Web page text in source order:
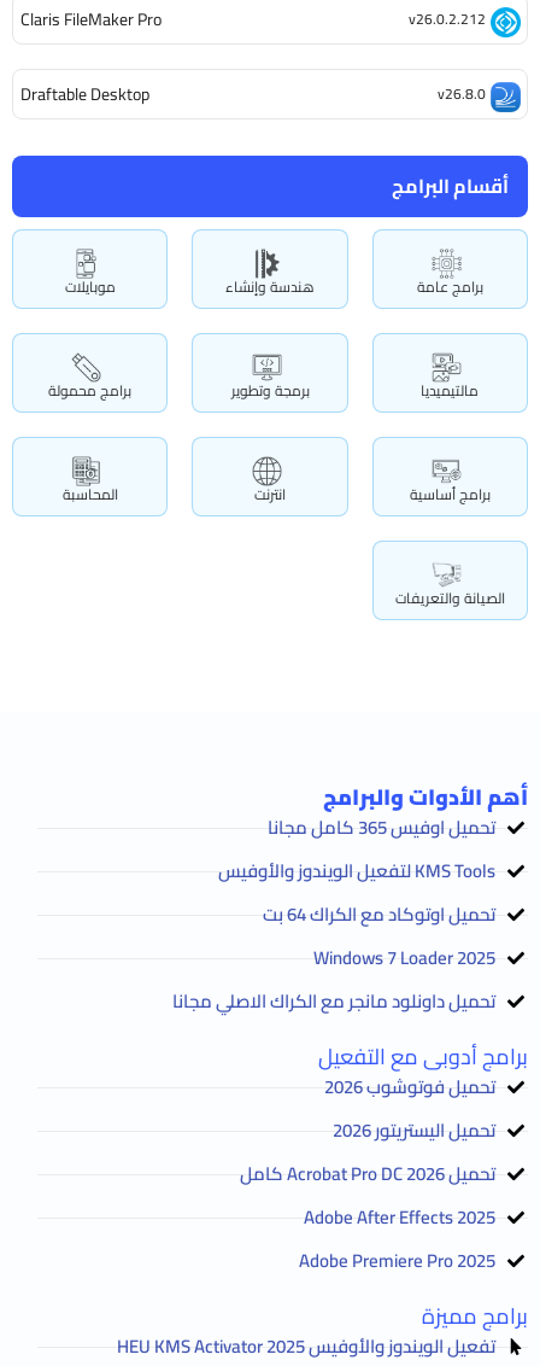
أقسام البرامج
برامج عامة هندسة وإنشاء موبايلات
مالتيميديا برمجة وتطوير برامج محمولة
برامج أساسية انترنت المحاسبة
الصيانة والتعريفات
Claris FileMaker Pro v26.0.2.212
Draftable Desktop v26.8.0
أهم الأدوات والبرامج
تحميل اوفيس 365 كامل مجانا
KMS Tools لتفعيل الويندوز والأوفيس
تحميل اوتوكاد مع الكراك 64 بت
2025 Windows 7 Loader
تحميل داونلود مانجر مع الكراك الاصلي مجانا
برامج أدوبى مع التفعيل
تحميل فوتوشوب 2026
تحميل اليستريتور 2026
تحميل Acrobat Pro DC 2026 كامل
Adobe After Effects 2025
Adobe Premiere Pro 2025
برامج مميزة
تفعيل الويندوز والأوفيس HEU KMS Activator 2025